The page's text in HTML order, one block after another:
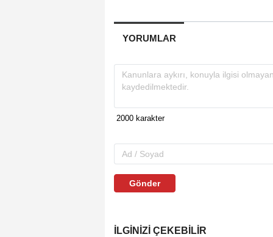
YORUMLAR
Gönder
İLGINIZI ÇEKEBILIR